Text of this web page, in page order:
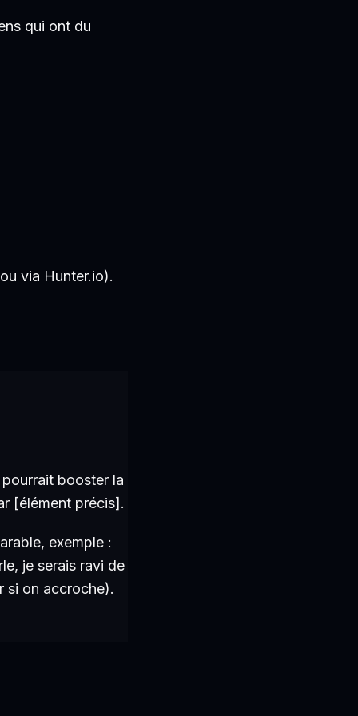
qui ont du
via Hunter.io).
booster la
[élément précis].
exemple :
je serais ravi de
si on accroche).